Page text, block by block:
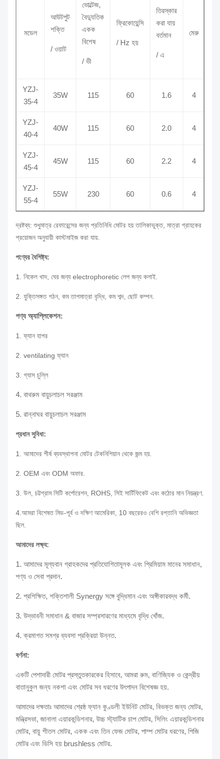
মডেল
আউটপুট
শক্তি
/ ওয়াট
ভোল্টেজ,
বৈদ্যুতিক
একক
বিশেষ
/ ভী
ফ্রিকোয়েন্সি
/ Hz হয়
তিরস্কার
করা যায়
বর্তমান
/ এ
মেরু
YZJ-
35-4
35W 115 60 1.6 4
YZJ-
40-4
40W 115 60 2.0 4
YZJ-
45-4
45W 115 60 2.2 4
YZJ-
55-4
55W 230 60 0.6 4
দ্রষ্টব্য: শুধুমাত্র রেফারেন্সের জন্য প্রতিনিধি মোটর হয় তালিকাভুক্ত, মাত্রা গ্রাহকের
প্রয়োজন অনুযায়ী কাস্টমাইজ করা যায়.
পণ্যের বৈশিষ্ট্য:
1. নিকেল খাদ, ঘের জন্য electrophoretic লেপ জন্য কলাই.
2. যুক্তিসঙ্গত গঠন, কম তাপমাত্রা বৃদ্ধি, কম শব্দ, ছোট কম্পন.
পণ্য অ্যাপ্লিকেশন:
1. ফ্যান হাপর
2. ventilating ফ্যান
3. গ্যাস চুল্লি
4. বাথরুম বায়ুচলাচল সরঞ্জাম
5. রান্নাঘর বায়ুচলাচল সরঞ্জাম
প্রধান সুবিধা:
1. আমাদের শীর্ষ ব্যবস্থাপনা মোটর টেকনিশিয়ান থেকে জন্ম হয়.
2. OEM এবং ODM অফার.
3. উল, চট্টগ্রাম সিটি কর্পোরেশন, ROHS, সিই সার্টিফিকেট এবং কঠোর মান নিয়ন্ত্রণ.
4.আমরা বিশেষত মিড-পূর্ব ও দক্ষিণ আমেরিকা, 10 বছরেরও বেশি রপ্তানি অভিজ্ঞতা
ছিল.
আমাদের লক্ষ্য:
1. আমাদের মূল্যবান গ্রাহকদের প্রতিযোগিতামূলক এবং প্রিমিয়াম মানের সমাধান,
পণ্য ও সেবা প্রদান.
2. প্রশিক্ষিত, শক্তিশালী Synergy সঙ্গে বুদ্ধিমান এবং অঙ্গীকারবদ্ধ কর্মী.
3. উদ্ভাবনী সমাধান & বাজার সম্প্রসারণের মাধ্যমে বৃদ্ধি খোঁজ.
4. ক্রমাগত সমগ্র ব্যবসা প্রক্রিয়া উন্নত.
বর্ণনা:
একটি পেশাদারী মোটর প্রস্তুতকারকের হিসাবে, আমরা রুম, বাণিজ্যিক ও কেন্দ্রীয়
বাতানুকুল জন্য নকশা এবং মোটর সব ধরণের উৎপাদন বিশেষজ্ঞ হয়.
আমাদের দক্ষতাঃ আমাদের শ্রেষ্ঠ ফ্যান কুণ্ডলী ইউনিট মোটর, বিভক্ত জন্য মোটর,
মন্ত্রিসভা, জানালা এয়ারকন্ডিশনার, উচ্চ স্ট্যাটিক চাপ মোটর, সিলিং এয়ারকন্ডিশনার
মোটর, বায়ু শীতল মোটর, একক এবং তিন ফেজ মোটর, পাম্প মোটর ধরণের, পিজি
মোটর এবং ডিসি হয় brushless মোটর.